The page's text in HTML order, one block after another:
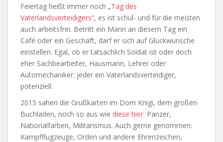
Feiertag heißt immer noch „Tag des
Vaterlandsverteidigers“, es ist schul- und für die meisten
auch arbeitsfrei. Betritt ein Mann an diesem Tag ein
Café oder ein Geschäft, darf er sich auf Glückwünsche
einstellen. Egal, ob er tatsächlich Soldat ist oder doch
eher Sachbearbeiter, Hausmann, Lehrer oder
Automechaniker: jeder ein Vaterlandsverteidiger,
potenziell.
2015 sahen die Grußkarten im Dom Knigi, dem großen
Buchladen, noch so aus wie diese hier. Panzer,
Nationalfarben, Militarismus. Auch gerne genommen:
Kampfflugzeuge, Orden und andere Ehrenzeichen,